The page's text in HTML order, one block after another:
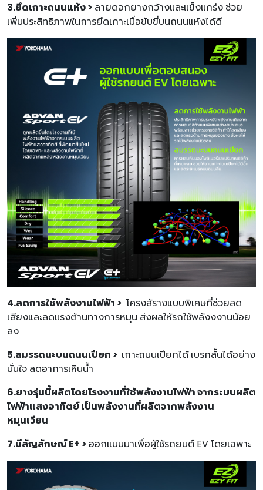
3.ยึดเกาะถนนแห้ง > ลายดอกยางกว้างและแข็งแกร่ง ช่วย
เพิ่มประสิทธิภาพในการยึดเกาะเมื่อขับขี่บนถนนแห้งได้ดี
4.ลดการใช้พลังงานไฟฟ้า > โครงส้รางแบบพิเศษที่ช่วยลด
เสียงและลดแรงต้านทางการหมุน ส่งผลให้รถใช้พลังงงานน้อย
ลง
5.สมรรถนะบนถนนเปียก > เกาะถนนเปียกได้ เบรกสั้นได้อย่าง
มั่นใจ ลดอาการเหินน้ำ
6.ยางรุ่นนี้ผลิตโดยโรงงานที่ใช้พลังงานไฟฟ้า จากระบบผลิต
ไฟฟ้าแสงอาทิตย์ เป็นพลังงานที่ผลิตจากพลังงาน
หมุนเวียน
7.มีสัญลักษณ์ E+ > ออกแบบมาเพื่อผู้ใช้รถยนต์ EV โดยเฉพาะ